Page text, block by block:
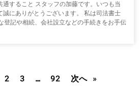
すること スタッフの加藤です。いつも当
誠にありがとうございます。 私は司法書士
登記や相続、会社設立などの手続きをお手伝
2 3 … 92 次へ »